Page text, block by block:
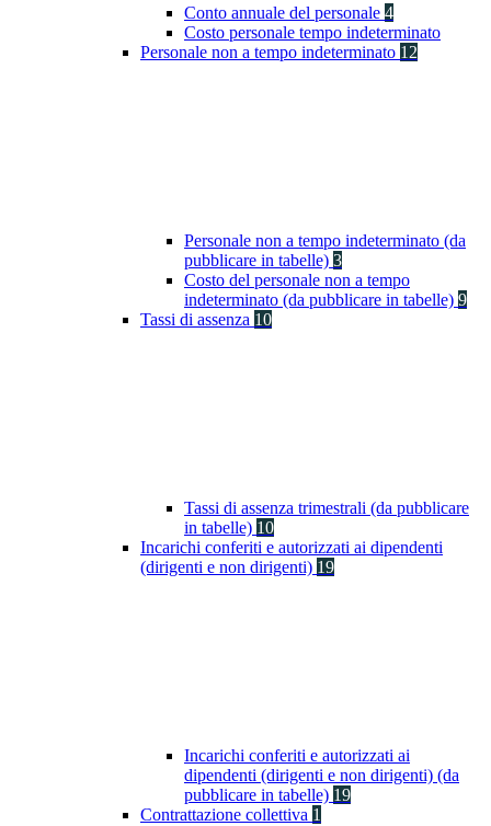
Conto annuale del personale 4
Costo personale tempo indeterminato
Personale non a tempo indeterminato 12
Personale non a tempo indeterminato (da
pubblicare in tabelle) 3
Costo del personale non a tempo
indeterminato (da pubblicare in tabelle) 9
Tassi di assenza 10
Tassi di assenza trimestrali (da pubblicare
in tabelle) 10
Incarichi conferiti e autorizzati ai dipendenti
(dirigenti e non dirigenti) 19
Incarichi conferiti e autorizzati ai
dipendenti (dirigenti e non dirigenti) (da
pubblicare in tabelle) 19
Contrattazione collettiva 1